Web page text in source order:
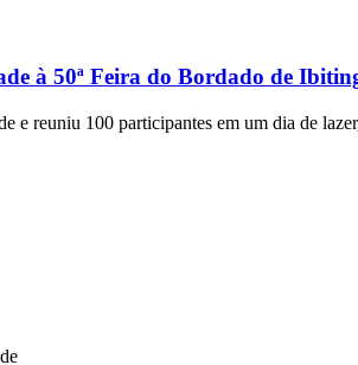
à 50ª Feira do Bordado de
e reuniu 100 participantes em um dia de